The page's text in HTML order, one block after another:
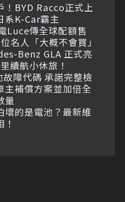
！BYD Racco正式上
K-Car霸主
Luce傳全球配額售
名人「大概不會買」
Benz GLA 正式亮
續航小休旅！
障代碼 承諾完整檢
主補償方案並加倍全
量
壞的是電池？最新維